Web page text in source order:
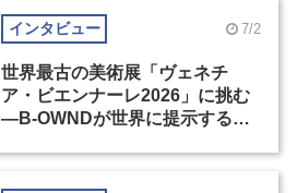
インタビュー 7/2
世界最古の美術展「ヴェネチ
ア・ビエンナーレ2026」に挑む
―B-OWNDが世界に提示する美